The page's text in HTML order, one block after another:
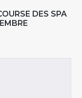
DES SPA